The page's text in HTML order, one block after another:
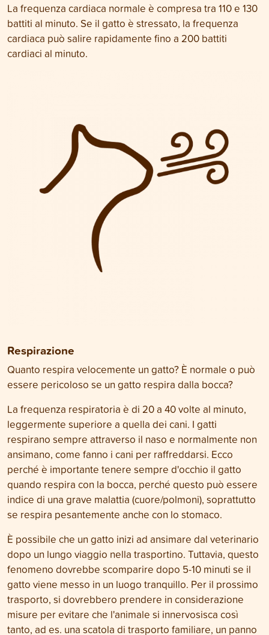
La frequenza cardiaca normale è compresa tra 110 e 130
battiti al minuto. Se il gatto è stressato, la frequenza
cardiaca può salire rapidamente fino a 200 battiti
cardiaci al minuto.
Respirazione
Quanto respira velocemente un gatto? È normale o può
essere pericoloso se un gatto respira dalla bocca?
La frequenza respiratoria è di 20 a 40 volte al minuto,
leggermente superiore a quella dei cani. I gatti
respirano sempre attraverso il naso e normalmente non
ansimano, come fanno i cani per raffreddarsi. Ecco
perché è importante tenere sempre d'occhio il gatto
quando respira con la bocca, perché questo può essere
indice di una grave malattia (cuore/polmoni), soprattutto
se respira pesantemente anche con lo stomaco.
È possibile che un gatto inizi ad ansimare dal veterinario
dopo un lungo viaggio nella trasportino. Tuttavia, questo
fenomeno dovrebbe scomparire dopo 5-10 minuti se il
gatto viene messo in un luogo tranquillo. Per il prossimo
trasporto, si dovrebbero prendere in considerazione
misure per evitare che l'animale si innervosisca così
tanto, ad es. una scatola di trasporto familiare, un panno